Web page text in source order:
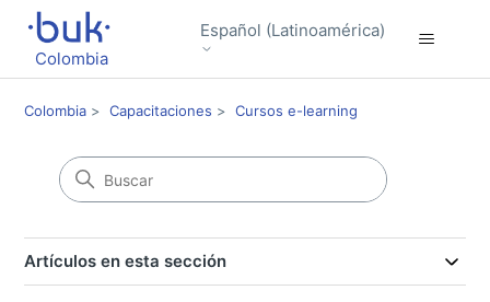
Colombia
Español (Latinoamérica)
Colombia Capacitaciones Cursos e-learning
Artículos en esta sección